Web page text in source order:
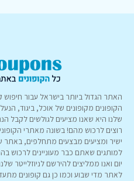
האתר הגדול ביותר בישראל עבור חיפוש
הקופונים מקופונים של אוכל, ביגוד,
שלנו היא שאנו מציעים לגולשים לקבל
רוצים לרכוש מהם! בשונה מאתרי
ישיר ומציעים מבצעים מתחלפים,
למותגים שאתם כבר מעוניינים לרכוש
יום ואנו ממליצים להירשם לניוזלייטר
לאתר מדי שבוע וכמו כן גם קופונים